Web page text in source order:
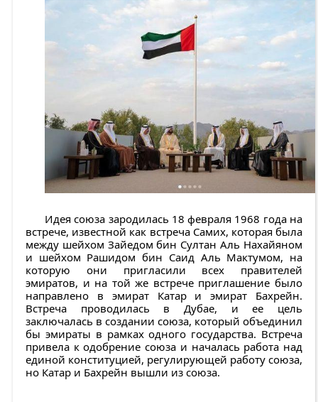
Идея союза зародилась 18 февраля 1968 года на
встрече, известной как встреча Самих, которая была
между шейхом Зайедом бин Султан Аль Нахайяном
и шейхом Рашидом бин Саид Аль Мактумом, на
которую они пригласили всех правителей
эмиратов, и на той же встрече приглашение было
направлено в эмират Катар и эмират Бахрейн.
Встреча проводилась в Дубае, и ее цель
заключалась в создании союза, который объединил
бы эмираты в рамках одного государства. Встреча
привела к одобрение союза и началась работа над
единой конституцией, регулирующей работу союза,
но Катар и Бахрейн вышли из союза.